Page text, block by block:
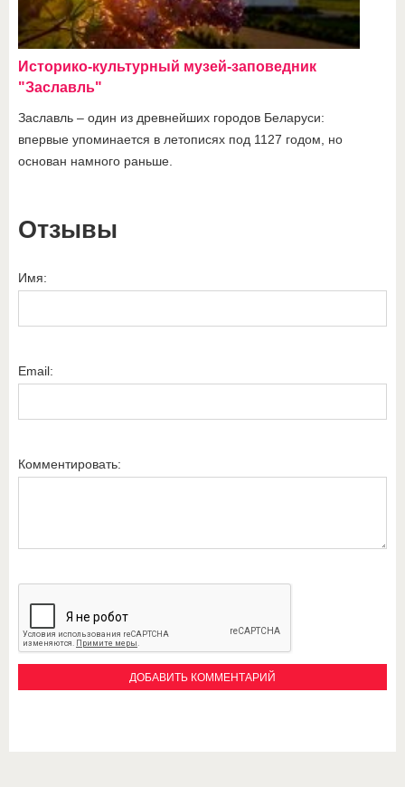
Историко-культурный музей-заповедник
"Заславль"
Заславль – один из древнейших городов Беларуси:
впервые упоминается в летописях под 1127 годом, но
основан намного раньше.
Отзывы
Имя:
Email:
Комментировать: